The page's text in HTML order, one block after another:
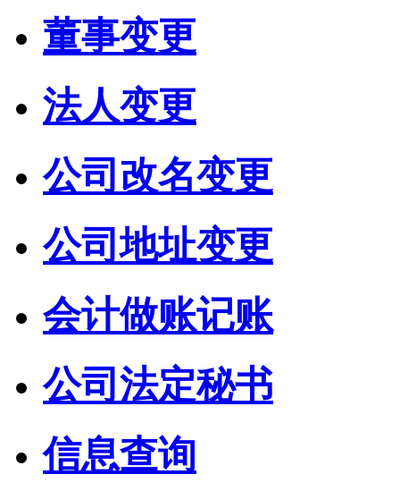
董事变更
法人变更
公司改名变更
公司地址变更
会计做账记账
公司法定秘书
信息查询